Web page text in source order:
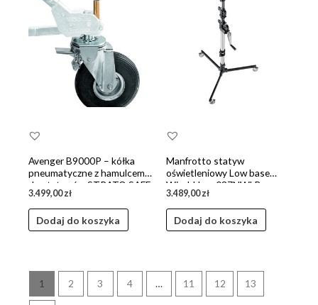
Avenger B9000P – kółka
pneumatyczne z hamulcem
do statywów STRATO SAFE
3.499,00zł
Dodaj do koszyka
Manfrotto statyw
oświetleniowy Low base
Wind-Up – 087NWLB
3.489,00zł
Dodaj do koszyka
1 2 3 4 … 11 12 13